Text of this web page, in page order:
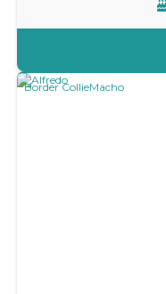
Border CollieMacho